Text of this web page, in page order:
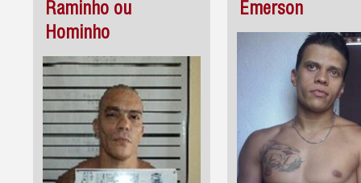
Raminho ou
Hominho
Emerson